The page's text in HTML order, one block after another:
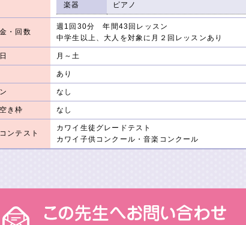
楽器 ピアノ
・回数
週1回30分 年間43回レッスン
中学生以上、大人を対象に月２回レッスンあり
月～土
あり
なし
き枠 なし
ンテスト
カワイ生徒グレードテスト
カワイ子供コンクール・音楽コンクール